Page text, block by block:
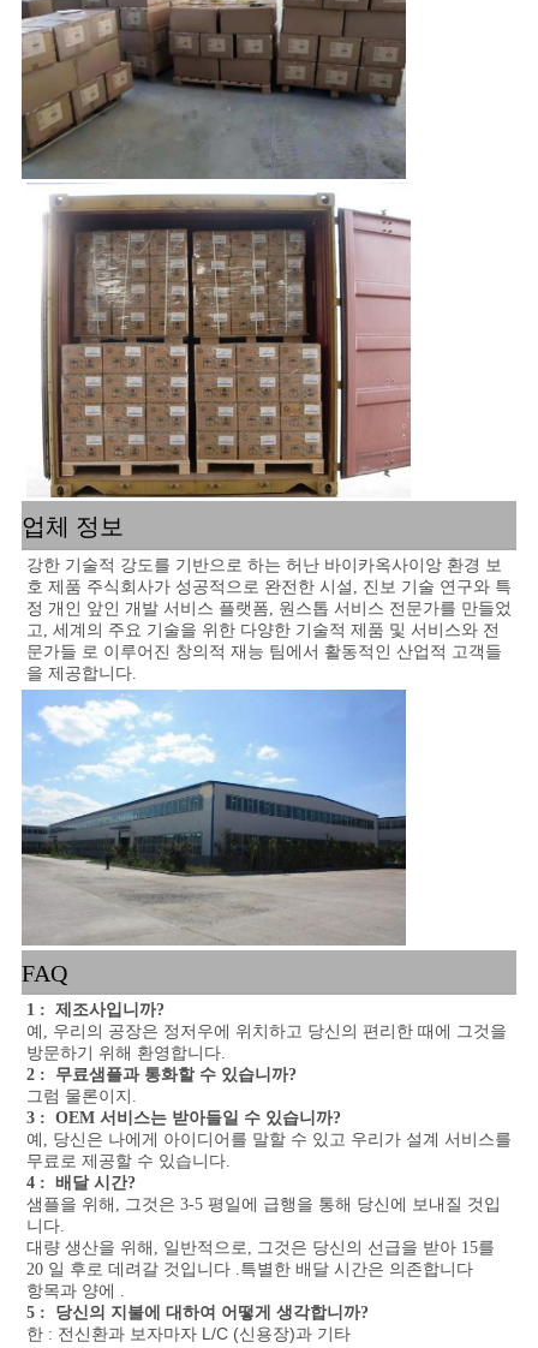
업체 정보
강한 기술적 강도를 기반으로 하는 허난 바이카옥사이앙 환경 보
호 제품 주식회사가 성공적으로 완전한 시설, 진보 기술 연구와 특
정 개인 앞인 개발 서비스 플랫폼, 원스톱 서비스 전문가를 만들었
고, 세계의 주요 기술을 위한 다양한 기술적 제품 및 서비스와 전
문가들 로 이루어진 창의적 재능 팀에서 활동적인 산업적 고객들
을 제공합니다.
FAQ
1 :  제조사입니까?
예, 우리의 공장은 정저우에 위치하고 당신의 편리한 때에 그것을
방문하기 위해 환영합니다.
2 :  무료샘플과 통화할 수 있습니까?
그럼 물론이지.
3 :  OEM 서비스는 받아들일 수 있습니까?
예, 당신은 나에게 아이디어를 말할 수 있고 우리가 설계 서비스를
무료로 제공할 수 있습니다.
4 :  배달 시간?
샘플을 위해, 그것은 3-5 평일에 급행을 통해 당신에 보내질 것입
니다.
대량 생산을 위해, 일반적으로, 그것은 당신의 선급을 받아 15를
20 일 후로 데려갈 것입니다 .특별한 배달 시간은 의존합니다
항목과 양에 .
5 :  당신의 지불에 대하여 어떻게 생각합니까?
한 : 전신환과 보자마자 L/C (신용장)과 기타